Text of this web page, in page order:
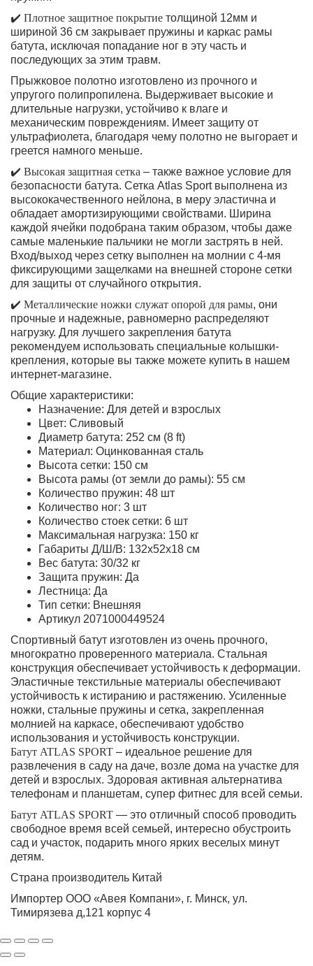
✔️ Плотное защитное покрытие толщиной 12мм и
шириной 36 см закрывает пружины и каркас рамы
батута, исключая попадание ног в эту часть и
последующих за этим травм.
Прыжковое полотно изготовлено из прочного и
упругого полипропилена. Выдерживает высокие и
длительные нагрузки, устойчиво к влаге и
механическим повреждениям. Имеет защиту от
ультрафиолета, благодаря чему полотно не выгорает и
греется намного меньше.
✔️ Высокая защитная сетка – также важное условие для
безопасности батута. Сетка Atlas Sport выполнена из
высококачественного нейлона, в меру эластична и
обладает амортизирующими свойствами. Ширина
каждой ячейки подобрана таким образом, чтобы даже
самые маленькие пальчики не могли застрять в ней.
Вход/выход через сетку выполнен на молнии с 4-мя
фиксирующими защелками на внешней стороне сетки
для защиты от случайного открытия.
✔️ Металлические ножки служат опорой для рамы, они
прочные и надежные, равномерно распределяют
нагрузку. Для лучшего закрепления батута
рекомендуем использовать специальные колышки-
крепления, которые вы также можете купить в нашем
интернет-магазине.
Общие характеристики:
Назначение: Для детей и взрослых
Цвет: Сливовый
Диаметр батута: 252 см (8 ft)
Материал: Оцинкованная сталь
Высота сетки: 150 см
Высота рамы (от земли до рамы): 55 см
Количество пружин: 48 шт
Количество ног: 3 шт
Количество стоек сетки: 6 шт
Максимальная нагрузка: 150 кг
Габариты Д/Ш/В: 132х52х18 см
Вес батута: 30/32 кг
Защита пружин: Да
Лестница: Да
Тип сетки: Внешняя
Артикул 2071000449524
Спортивный батут изготовлен из очень прочного,
многократно проверенного материала. Стальная
конструкция обеспечивает устойчивость к деформации.
Эластичные текстильные материалы обеспечивают
устойчивость к истиранию и растяжению. Усиленные
ножки, стальные пружины и сетка, закрепленная
молнией на каркасе, обеспечивают удобство
использования и устойчивость конструкции.
Батут ATLAS SPORT – идеальное решение для
развлечения в саду на даче, возле дома на участке для
детей и взрослых. Здоровая активная альтернатива
телефонам и планшетам, супер фитнес для всей семьи.
Батут ATLAS SPORT — это отличный способ проводить
свободное время всей семьей, интересно обустроить
сад и участок, подарить много ярких веселых минут
детям.
Страна производитель Китай
Импортер ООО «Авея Компани», г. Минск, ул.
Тимирязева д,121 корпус 4